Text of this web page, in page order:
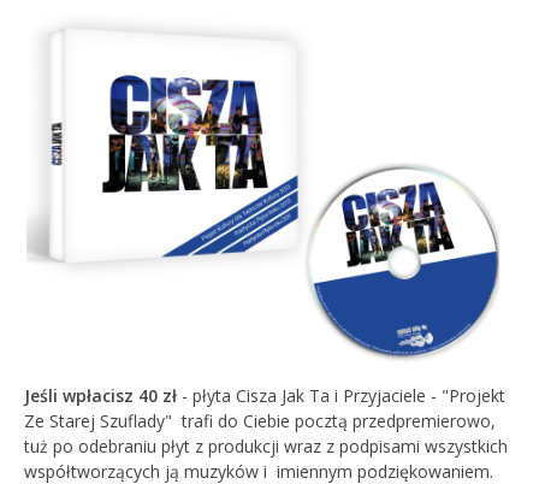
Jeśli wpłacisz 40 zł- płyta Cisza Jak Ta i Przyjaciele - "Projekt
Ze Starej Szuflady" trafi do Ciebie pocztą przedpremierowo,
tuż po odebraniu płyt z produkcji wraz z podpisami wszystkich
współtworzących ją muzyków i imiennym podziękowaniem.